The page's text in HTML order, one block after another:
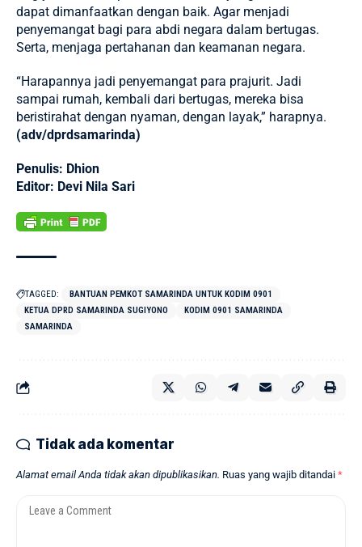
dapat dimanfaatkan dengan baik. Agar menjadi
penyemangat bagi para abdi negara dalam bertugas.
Serta, menjaga pertahanan dan keamanan negara.
“Harapannya jadi penyemangat para prajurit. Jadi
sampai rumah, kembali dari bertugas, mereka bisa
beristirahat dengan nyaman, dengan layak,” harapnya.
(adv/dprdsamarinda)
Penulis: Dhion
Editor: Devi Nila Sari
TAGGED:
BANTUAN PEMKOT SAMARINDA UNTUK KODIM 0901
KETUA DPRD SAMARINDA SUGIYONO
KODIM 0901 SAMARINDA
SAMARINDA
Tidak ada komentar
Alamat email Anda tidak akan dipublikasikan. Ruas yang wajib ditandai *